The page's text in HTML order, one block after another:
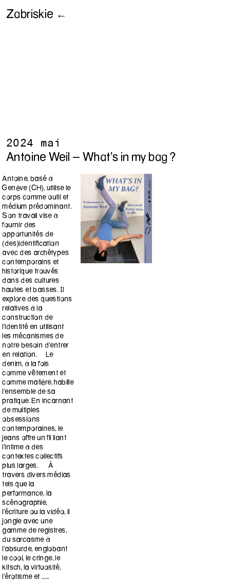
Zabriskie ←
2024 mai
Antoine Weil - What’s in my bag ?
Antoine, basé à
Genève (CH), utilise le
corps comme outil et
médium prédominant.
Son travail vise à
fournir des
opportunités de
(des)identification
avec des archétypes
contemporains et
historique trouvés
dans des cultures
hautes et basses. Il
explore des questions
relatives à la
construction de
l’identité en utilisant
les mécanismes de
notre besoin d’entrer
en relation. Le
denim, à la fois
comme vêtement et
comme matière, habille
l’ensemble de sa
pratique. En incarnant
de multiples
obsessions
contemporaines, le
jeans offre un fil liant
l’intime à des
contextes collectifs
plus larges. À
travers divers médias
tels que la
performance, la
scénographie,
l’écriture ou la vidéo, il
jongle avec une
gamme de registres,
du sarcasme à
l’absurde, englobant
le cool, le cringe, le
kitsch, la virtuosité,
l’érotisme et ......